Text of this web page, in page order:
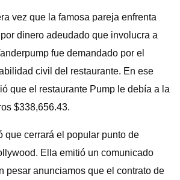
vez que la famosa pareja enfrenta
dinero adeudado que involucra a
fue demandado por el
civil del restaurante. En ese
que el restaurante Pump le debía a la
$338,656.43.
que cerrará el popular punto de
Ella emitió un comunicado
pesar anunciamos que el contrato de